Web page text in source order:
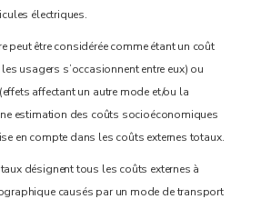
électriques.
peut être considérée comme étant un coût
usagers s’occasionnent entre eux) ou
affectant un autre mode et/ou la
estimation des coûts socioéconomiques
en compte dans les coûts externes totaux.
désignent tous les coûts externes à
causés par un mode de transport